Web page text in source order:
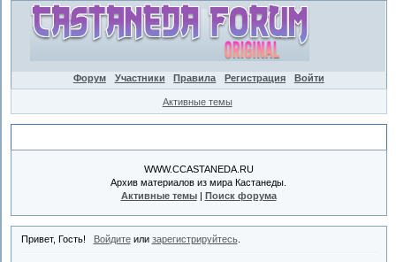
Форум Участники Правила Регистрация Войти
Активные темы
WWW.CCASTANEDA.RU
Архив материалов из мира Кастанеды.
Активные темы| Поиск форума
Привет, Гость! Войдитеили зарегистрируйтесь.